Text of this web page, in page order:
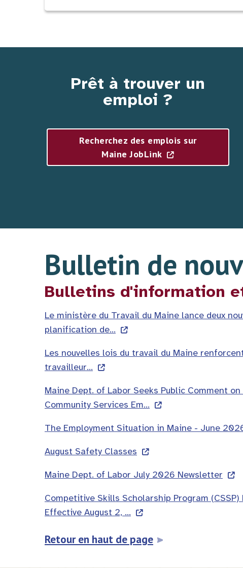
Prêt à trouver un
emploi ?
Recherchez des emplois sur
Maine JobLink
Bulletin de
Bulletins d'information
Le ministère du Travail du Maine lance deux
planification de…
Les nouvelles lois du travail du Maine
travailleur…
Maine Dept. of Labor Seeks Public Comment
Community Services Em…
The Employment Situation in Maine - June
August Safety Classes
Maine Dept. of Labor July 2026 Newsletter
Competitive Skills Scholarship Program (CSSP)
Effective August 2, …
Retour en haut de page